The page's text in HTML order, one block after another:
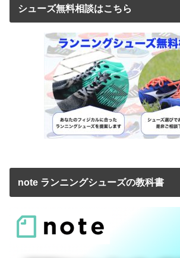
シューズ無料相談はこちら
note ランニングシューズの教科書